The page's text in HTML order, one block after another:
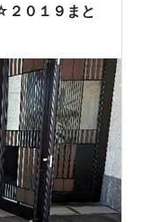
２０１９まと